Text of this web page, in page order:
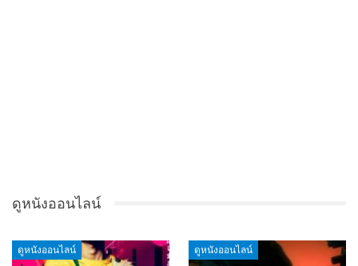
ดูหนังออนไลน์
ดูหนังออนไลน์ ดูหนังออนไลน์